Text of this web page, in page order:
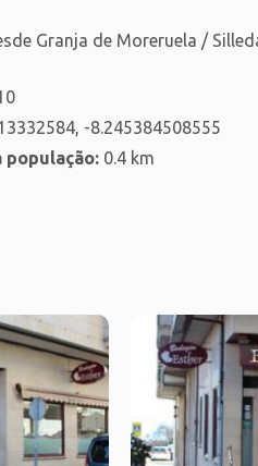
Granja de Moreruela /
-8.245384508555
população: 0.4 km